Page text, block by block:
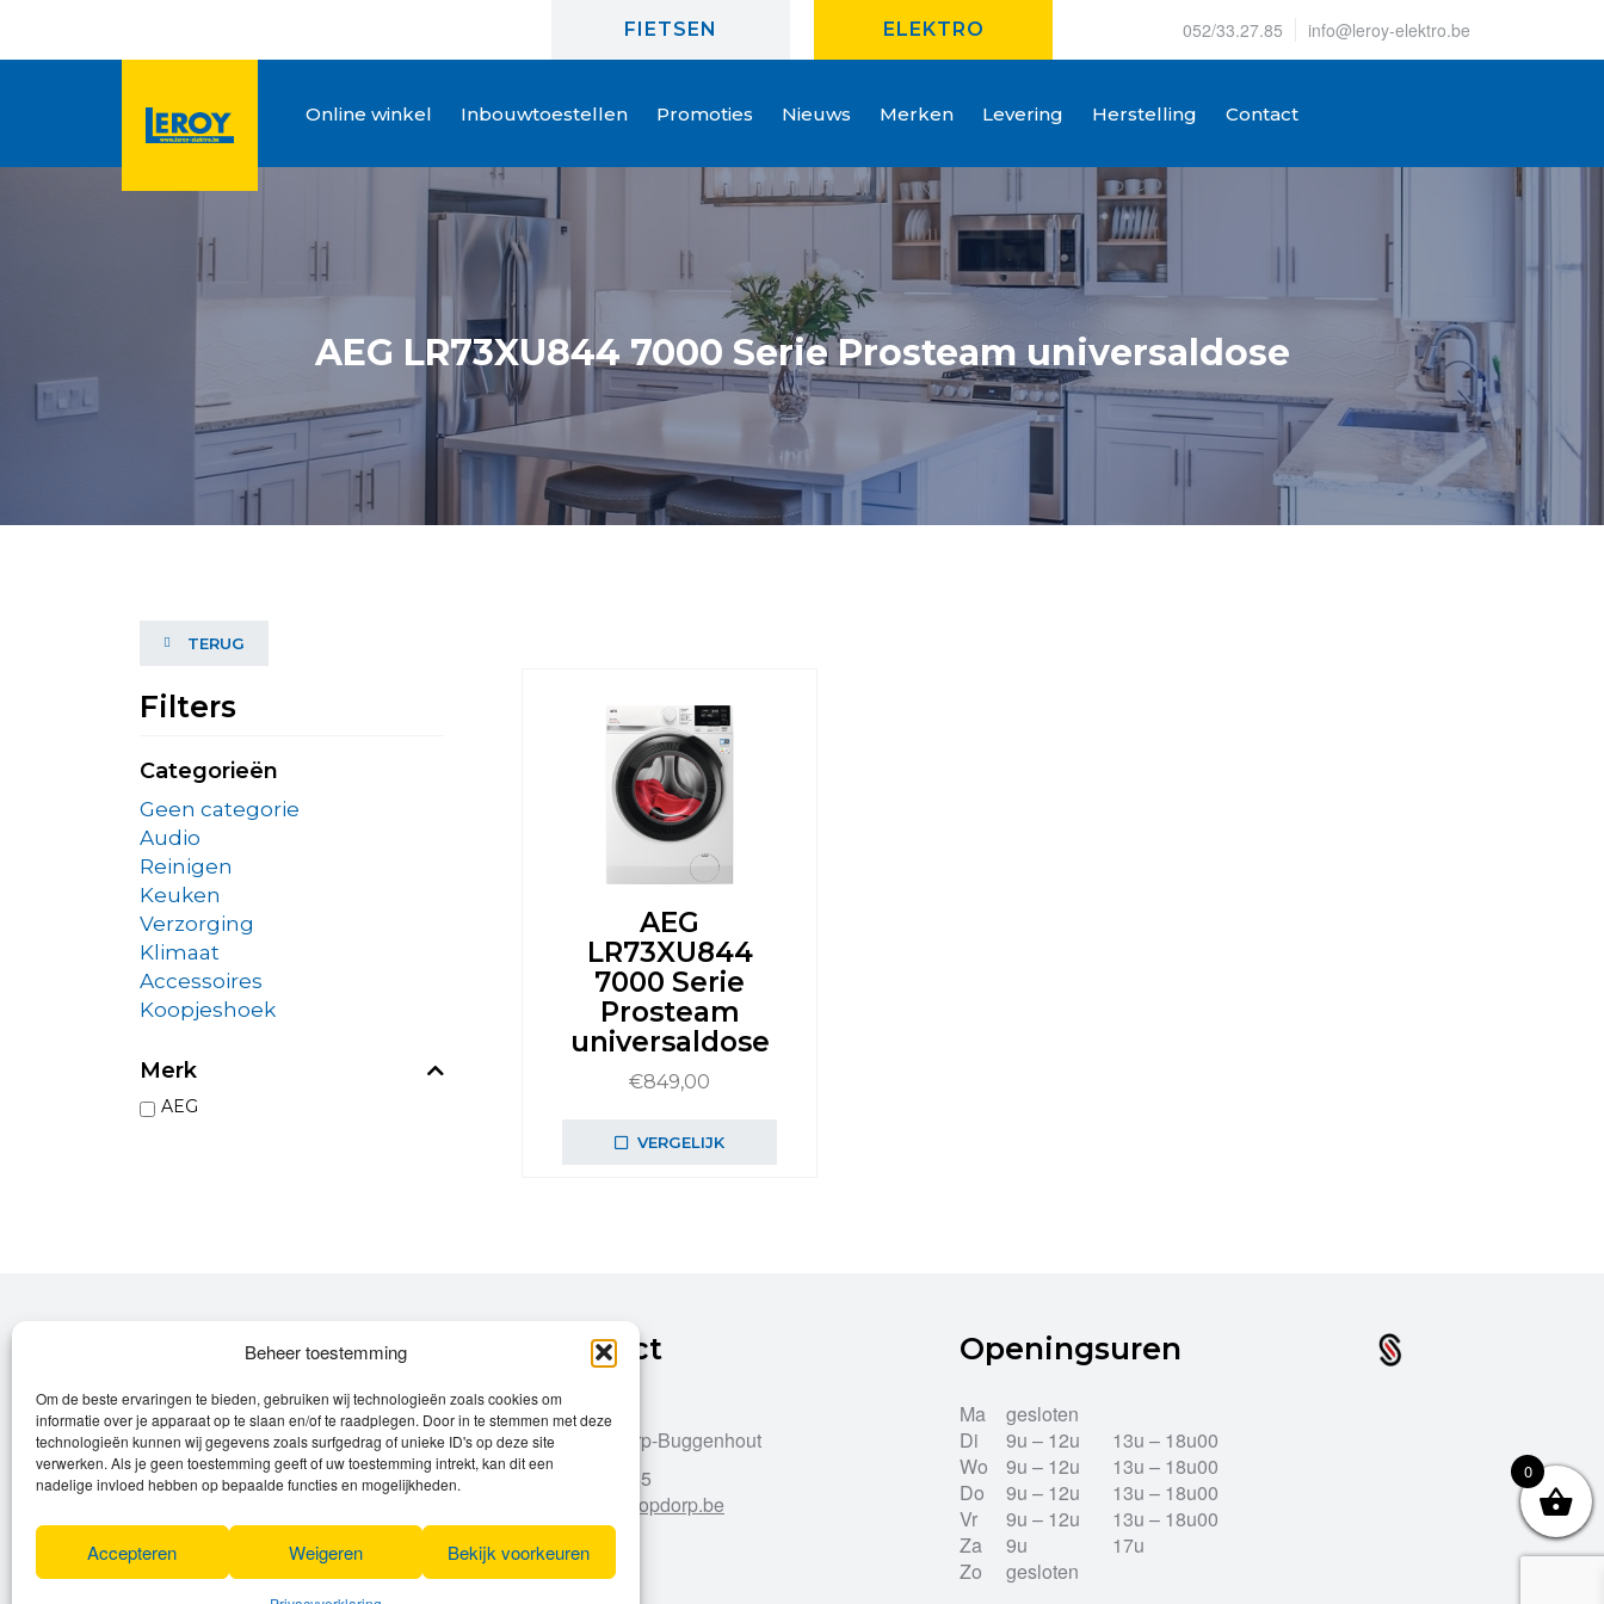
Beheer toestemming
Om de beste ervaringen te bieden, gebruiken wij technologieën zoals cookies om
informatie over je apparaat op te slaan en/of te raadplegen. Door in te stemmen met deze
technologieën kunnen wij gegevens zoals surfgedrag of unieke ID's op deze site
verwerken. Als je geen toestemming geeft of uw toestemming intrekt, kan dit een
nadelige invloed hebben op bepaalde functies en mogelijkheden.
Accepteren Weigeren Bekijk voorkeuren
FIETSEN ELEKTRO 052/33.27.85 info@leroy-elektro.be
Online winkel Inbouwtoestellen Promoties Nieuws Merken Levering Herstelling Contact
AEG LR73XU844 7000 Serie Prosteam universaldose
TERUG
Filters
Categorieën
Geen categorie
Audio
Reinigen
Keuken
Verzorging
Klimaat
Accessoires
Koopjeshoek
Merk
AEG
AEG
LR73XU844
7000 Serie
Prosteam
universaldose
€849,00
VERGELIJK
Over Leroy
Leroy verzorgt de verkoop, het onderhoud
en eventuele herstellingen van
(elektrische) fietsen en elektro toestellen.
Algemene voorwaarden
Cookies
Contact
Dries 43
9255 Opdorp-Buggenhout
052/33.27.85
info@leroy-opdorp.be
Openingsuren
Ma
gesloten
Di
9u – 12u
13u – 18u00
Wo
9u – 12u
13u – 18u00
Do
9u – 12u
13u – 18u00
Vr
9u – 12u
13u – 18u00
Za
9u
17u
Zo
gesloten
0